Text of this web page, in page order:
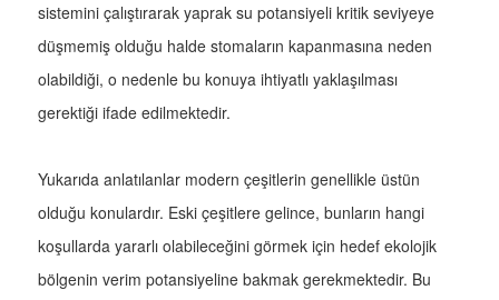
sistemini çalıştırarak yaprak su potansiyeli kritik seviyeye
düşmemiş olduğu halde stomaların kapanmasına neden
olabildiği, o nedenle bu konuya ihtiyatlı yaklaşılması
gerektiği ifade edilmektedir.
Yukarıda anlatılanlar modern çeşitlerin genellikle üstün
olduğu konulardır. Eski çeşitlere gelince, bunların hangi
koşullarda yararlı olabileceğini görmek için hedef ekolojik
bölgenin verim potansiyeline bakmak gerekmektedir. Bu